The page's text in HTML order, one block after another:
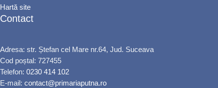
Hartă site
Contact
Adresa: str. Ștefan cel Mare nr.64, Jud. Suceava
Cod poștal: 727455
Telefon: 0230 414 102
E-mail: contact@primariaputna.ro